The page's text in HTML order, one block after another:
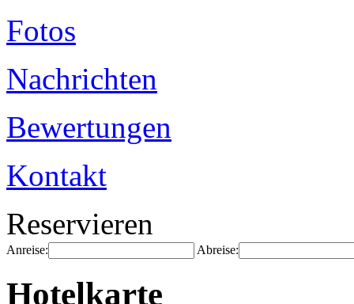
Fotos
Nachrichten
Bewertungen
Kontakt
Reservieren
Anreise: Abreise:
Hotelkarte